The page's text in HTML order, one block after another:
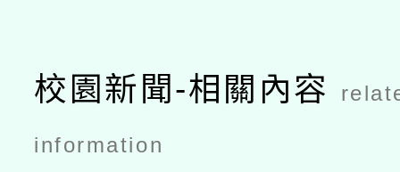
校園新聞-相關內容
information